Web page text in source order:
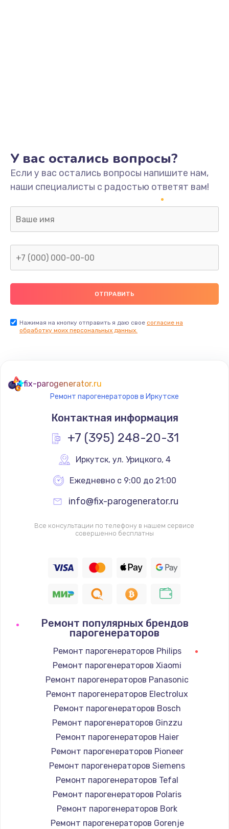
У вас остались вопросы?
Если у вас остались вопросы напишите нам,
наши специалисты с радостью ответят вам!
Нажимая на кнопку отправить я даю свое согласие на
обработку моих персональных данных.
fix-parogenerator.ru
Ремонт парогенераторов в Иркутске
Контактная информация
+7 (395) 248-20-31
Иркутск, ул. Урицкого, 4
Ежедневно с 9:00 до 21:00
info@fix-parogenerator.ru
Все консультации по телефону в нашем сервисе
совершенно бесплатны
Ремонт популярных брендов
парогенераторов
Ремонт парогенераторов Philips
Ремонт парогенераторов Xiaomi
Ремонт парогенераторов Panasonic
Ремонт парогенераторов Electrolux
Ремонт парогенераторов Bosch
Ремонт парогенераторов Ginzzu
Ремонт парогенераторов Haier
Ремонт парогенераторов Pioneer
Ремонт парогенераторов Siemens
Ремонт парогенераторов Tefal
Ремонт парогенераторов Polaris
Ремонт парогенераторов Bork
Ремонт парогенераторов Gorenje